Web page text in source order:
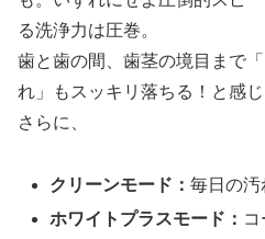
る洗浄力は圧巻。
歯と歯の間、歯茎の境目まで
れ」もスッキリ落ちる！と感じ
さらに、
クリーンモード：毎日の汚
ホワイトプラスモード： コ